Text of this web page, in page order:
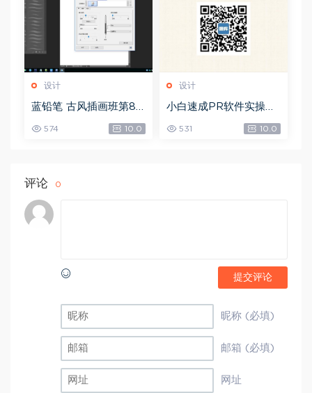
设计
蓝铅笔 古风插画班第8
574 10.0
设计
小白速成PR软件实操：
你月入过万（完结），
531 10.0
评论 0
提交评论
昵称 (必填)
邮箱 (必填)
网址